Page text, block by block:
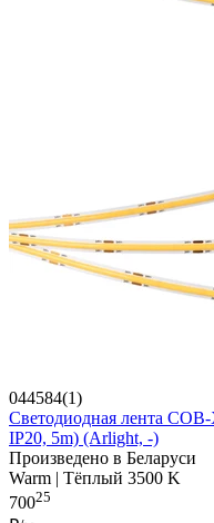
044584(1)
Светодиодная лента
IP20, 5m) (Arlight, -)
Произведено в Беларуси
Warm | Тёплый 3500 K
70025